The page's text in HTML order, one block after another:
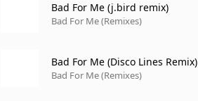
Bad For Me (j.bird remix)
Bad For Me (Remixes)
Bad For Me (Disco Lines Remix)
Bad For Me (Remixes)